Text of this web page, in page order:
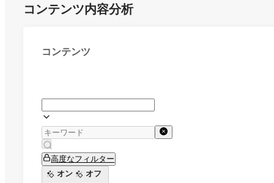
コンテンツ内容分析
コンテンツ
高度なフィルター
オン
オフ